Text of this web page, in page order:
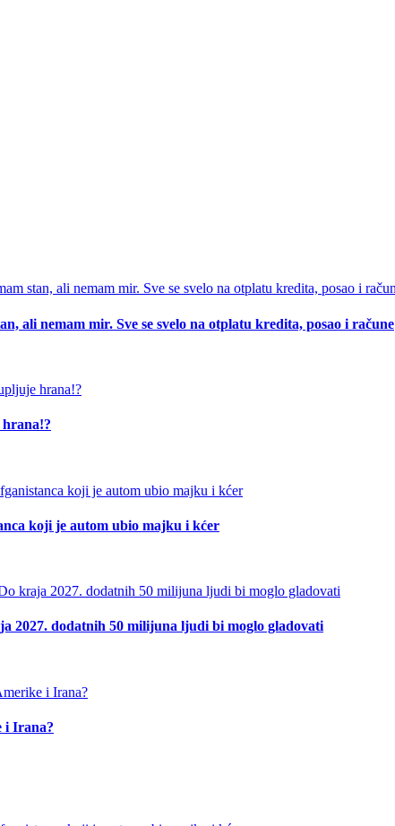
ali nemam mir. Sve se svelo na otplatu kredita, posao i račune
koji je autom ubio majku i kćer
2027. dodatnih 50 milijuna ljudi bi moglo gladovati
i Irana?